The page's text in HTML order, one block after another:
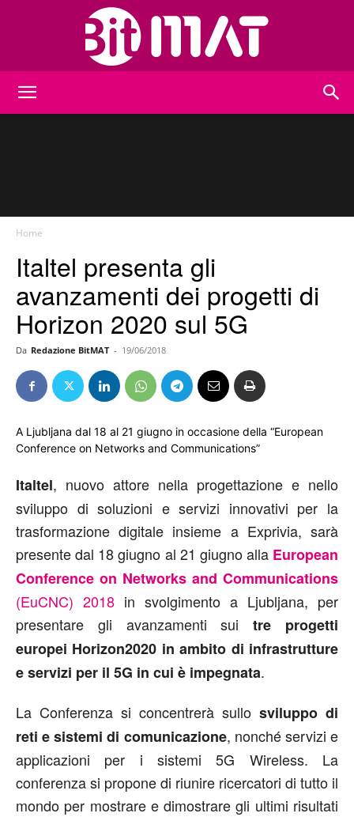
Home
Italtel presenta gli
avanzamenti dei progetti di
Horizon 2020 sul 5G
Da Redazione BitMAT - 19/06/2018
A Ljubljana dal 18 al 21 giugno in occasione della “European
Conference on Networks and Communications”
Italtel, nuovo attore nella progettazione e nello
sviluppo di soluzioni e servizi innovativi per la
trasformazione digitale insieme a Exprivia, sarà
presente dal 18 giugno al 21 giugno alla European
Conference on Networks and Communications
(EuCNC) 2018 in svolgimento a Ljubljana, per
presentare gli avanzamenti suitre progetti
europei Horizon2020 in ambito di infrastrutture
e servizi per il 5G in cui è impegnata.
La Conferenza si concentrerà sullo sviluppo di
reti e sistemi di comunicazione, nonché servizi e
applicazioni per i sistemi 5G Wireless. La
conferenza si propone di riunire ricercatori di tutto il
mondo per mostrare e dimostrare gli ultimi risultati